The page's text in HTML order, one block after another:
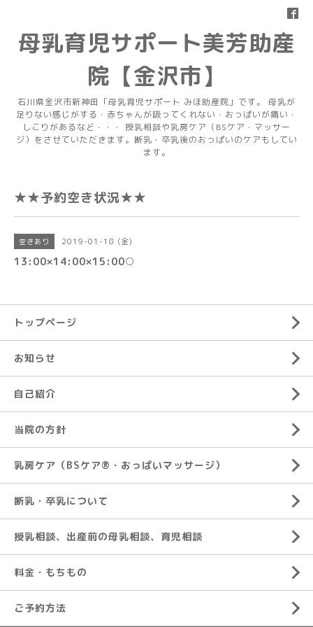
母乳育児サポート美芳助産
院【金沢市】
石川県金沢市新神田「母乳育児サポート みほ助産院」です。 母乳が
足りない感じがする・赤ちゃんが吸ってくれない・おっぱいが痛い・
しこりがあるなど・・・ 授乳相談や乳房ケア（BSケア・マッサー
ジ）をさせていただきます。断乳・卒乳後のおっぱいのケアもしてい
ます。
★★予約空き状況★★
空きあり 2019-01-18 (金)
13:00×14:00×15:00○
トップページ
お知らせ
自己紹介
当院の方針
乳房ケア（BSケア®︎・おっぱいマッサージ）
断乳・卒乳について
授乳相談、出産前の母乳相談、育児相談
料金・もちもの
ご予約方法